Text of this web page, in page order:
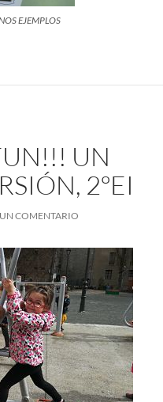
EJEMPLOS
UN
2ºEI
COMENTARIO